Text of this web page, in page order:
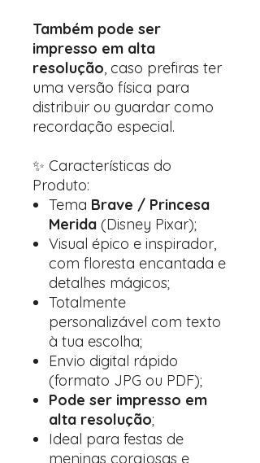
Também pode ser
impresso em alta
resolução, caso prefiras ter
uma versão física para
distribuir ou guardar como
recordação especial.
✨ Características do
Produto:
Tema Brave / Princesa
Merida (Disney Pixar);
Visual épico e inspirador,
com floresta encantada e
detalhes mágicos;
Totalmente
personalizável com texto
à tua escolha;
Envio digital rápido
(formato JPG ou PDF);
Pode ser impresso em
alta resolução;
Ideal para festas de
meninas corajosas e